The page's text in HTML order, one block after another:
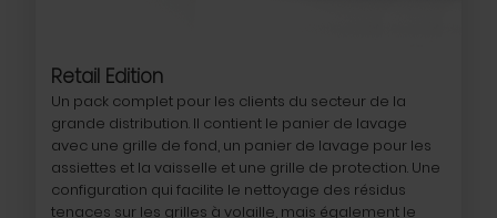
Retail Edition
Un pack complet pour les clients du secteur de la
grande distribution. Il contient le panier de lavage
avec une grille de fond, un panier de lavage pour les
assiettes et la vaisselle et une grille de protection. Une
configuration qui facilite le nettoyage des résidus
tenaces sur les grilles à volaille, mais également le